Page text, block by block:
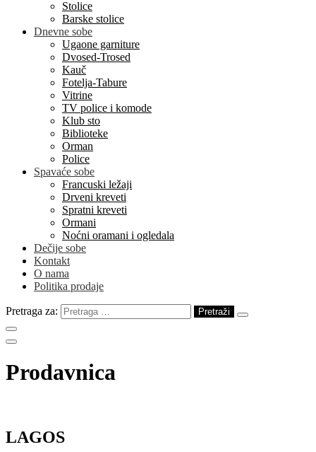
Stolice
Barske stolice
Dnevne sobe
Ugaone garniture
Dvosed-Trosed
Kauč
Fotelja-Tabure
Vitrine
TV police i komode
Klub sto
Biblioteke
Orman
Police
Spavaće sobe
Francuski ležaji
Drveni kreveti
Spratni kreveti
Ormani
Noćni oramani i ogledala
Dečije sobe
Kontakt
O nama
Politika prodaje
Pretraga za:
Prodavnica
LAGOS